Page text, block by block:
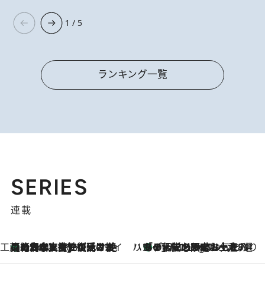
1 / 5
ランキング一覧
SERIES
連載
工藤まやのおもてなしハワイ
9 Hours Ago
【ハワイ土産】ローカルの絶大な支持で復活！ 絶品の幻クッキー《元ファンの日本人女性が受け継いだ名店》 ハワイ賢者 リサのお気に入りリスト9 Hours Ago
あの伝説の限定トートも！ リニューアルした「ディーン＆デルーカ ハワイ」で必須のお土産8選